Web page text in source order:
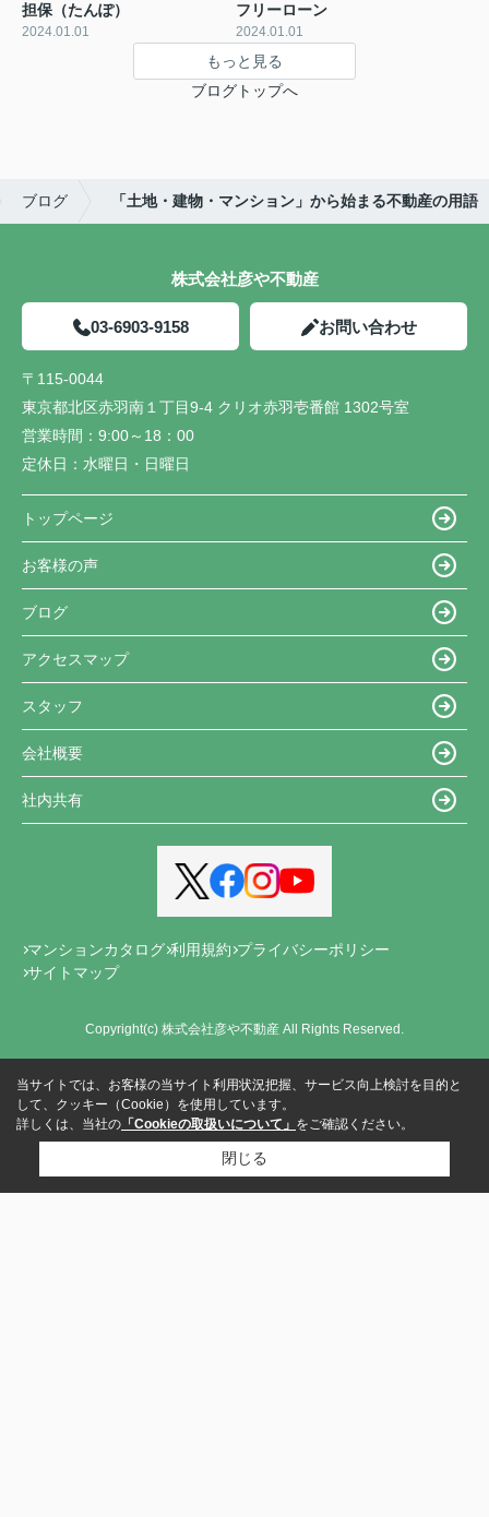
担保（たんぽ）
2024.01.01
フリーローン
2024.01.01
もっと見る
ブログトップへ
ブログ 「土地・建物・マンション」から始まる不動産の用語
株式会社彦や不動産
03-6903-9158 お問い合わせ
〒115-0044
東京都北区赤羽南１丁目9-4 クリオ赤羽壱番館 1302号室
営業時間： 9:00～18：00
定休日： 水曜日・日曜日
トップページ
お客様の声
ブログ
アクセスマップ
スタッフ
会社概要
社内共有
マンションカタログ 利用規約 プライバシーポリシー
サイトマップ
Copyright(c) 株式会社彦や不動産 All Rights Reserved.
当サイトでは、お客様の当サイト利用状況把握、サービス向上検討を目的と
して、クッキー（Cookie）を使用しています。
詳しくは、当社の 「Cookieの取扱いについて」 をご確認ください。
閉じる